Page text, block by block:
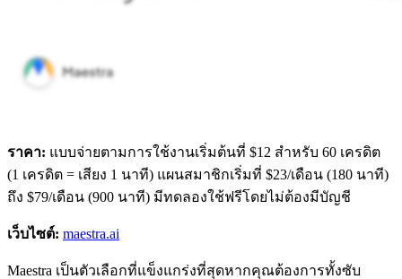
ราคา: แบบจ่ายตามการใช้งานเริ่มต้นที่ $12 สำหรับ 60 เครดิต
(1 เครดิต = เสียง 1 นาที) แผนสมาชิกเริ่มที่ $23/เดือน (180 นาที)
ถึง $79/เดือน (900 นาที) มีทดลองใช้ฟรีโดยไม่ต้องมีบัญชี
เว็บไซต์: maestra.ai
Maestra เป็นตัวเลือกที่แข็งแกร่งที่สุดหากคุณต้องการทั้งซับ